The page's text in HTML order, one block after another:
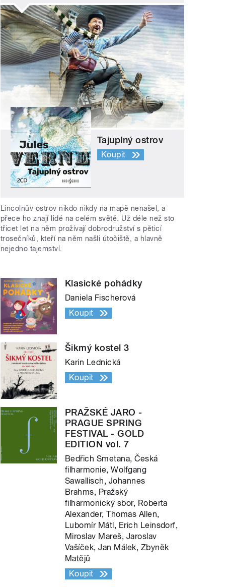
Tajuplný ostrov
Koupit
Lincolnův ostrov nikdo nikdy na mapě nenašel, a
přece ho znají lidé na celém světě. Už déle než sto
třicet let na něm prožívají dobrodružství s pěticí
trosečníků, kteří na něm našli útočiště, a hlavně
nejedno tajemství.
Klasické pohádky
Daniela Fischerová
Koupit
Šikmý kostel 3
Karin Lednická
Koupit
PRAŽSKÉ JARO -
PRAGUE SPRING
FESTIVAL - GOLD
EDITION vol. 7
Bedřich Smetana, Česká
filharmonie, Wolfgang
Sawallisch, Johannes
Brahms, Pražský
filharmonický sbor, Roberta
Alexander, Thomas Allen,
Lubomír Mátl, Erich Leinsdorf,
Miroslav Mareš, Jaroslav
Vašíček, Jan Málek, Zbyněk
Matějů
Koupit